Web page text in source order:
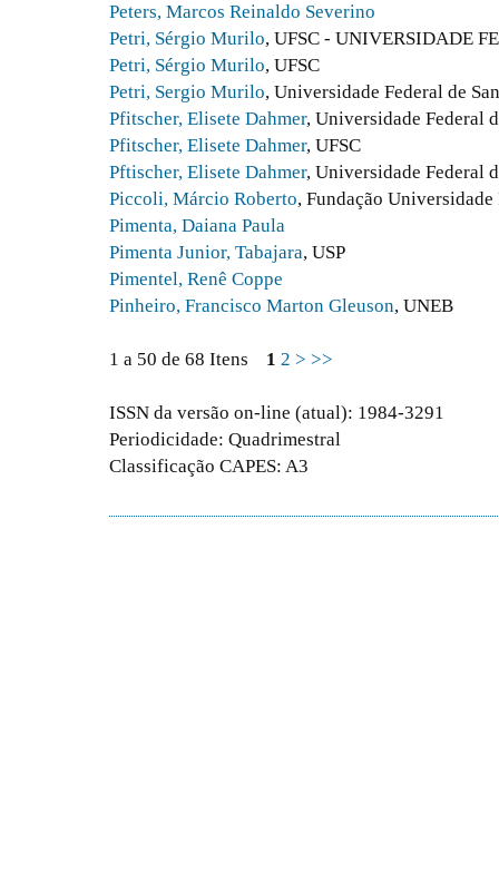
Peters, Marcos Reinaldo Severino
Petri, Sérgio Murilo, UFSC - UNIVERSIDADE
Petri, Sérgio Murilo, UFSC
Petri, Sergio Murilo, Universidade Federal de
Pfitscher, Elisete Dahmer, Universidade Federal
Pfitscher, Elisete Dahmer, UFSC
Pftischer, Elisete Dahmer, Universidade Federal
Piccoli, Márcio Roberto, Fundação
Pimenta, Daiana Paula
Pimenta Junior, Tabajara, USP
Pimentel, Renê Coppe
Pinheiro, Francisco Marton Gleuson, UNEB
1 a 50 de 68 Itens 1 2 > >>
ISSN da versão on-line (atual): 1984-3291
Periodicidade: Quadrimestral
Classificação CAPES: A3